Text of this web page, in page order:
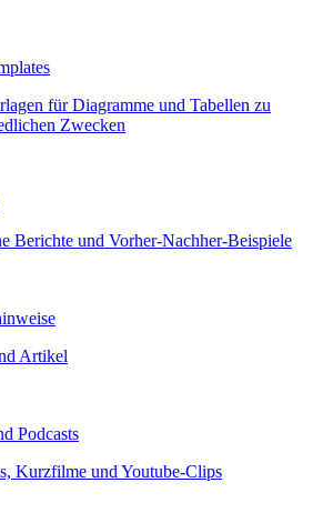
für Diagramme und Tabellen zu
Zwecken
Berichte und Vorher-Nachher-Beispiele
Artikel
Podcasts
Kurzfilme und Youtube-Clips